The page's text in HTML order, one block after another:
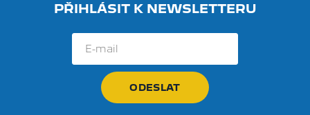
PŘIHLÁSIT K NEWSLETTERU